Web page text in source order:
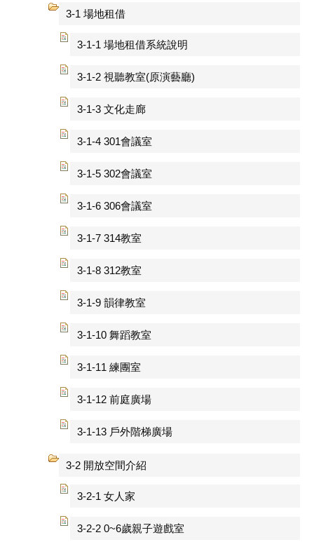
3-1 場地租借
3-1-1 場地租借系統說明
3-1-2 視聽教室(原演藝廳)
3-1-3 文化走廊
3-1-4 301會議室
3-1-5 302會議室
3-1-6 306會議室
3-1-7 314教室
3-1-8 312教室
3-1-9 韻律教室
3-1-10 舞蹈教室
3-1-11 練團室
3-1-12 前庭廣場
3-1-13 戶外階梯廣場
3-2 開放空間介紹
3-2-1 女人家
3-2-2 0~6歲親子遊戲室